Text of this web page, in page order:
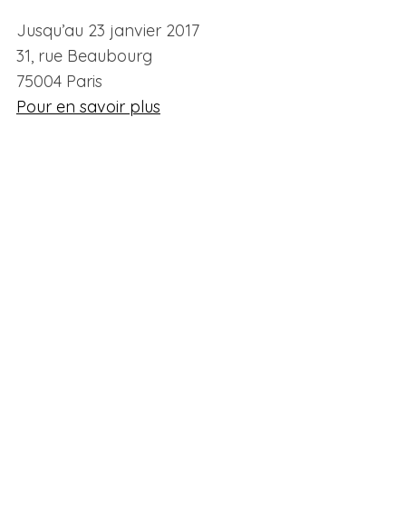
Jusqu’au 23 janvier 2017
31, rue Beaubourg
75004 Paris
Pour en savoir plus